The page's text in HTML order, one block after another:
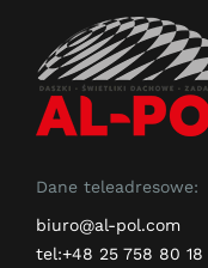
Dane teleadresowe:
biuro@al-pol.com
tel:+48 25 758 80 18